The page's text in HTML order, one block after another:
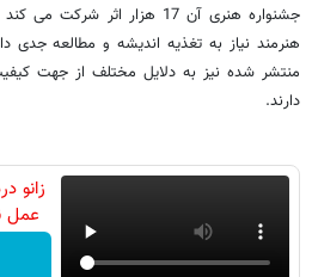
جشنواره هنری آن 17 هزار اثر
هنرمند نیاز به تغذیه اندیشه و مطالعه
منتشر شده نیز به دلایل مختلف از جهت
دارند.
زانو
عمل